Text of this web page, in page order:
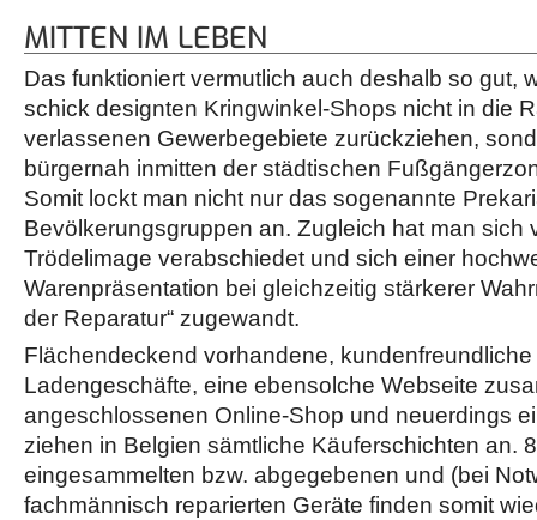
MITTEN IM LEBEN
Das funktioniert vermutlich auch deshalb so gut,
schick designten Kringwinkel-Shops nicht in die
verlassenen Gewerbegebiete zurückziehen,
bürgernah inmitten der städtischen
Somit lockt man nicht nur das sogenannte
Bevölkerungsgruppen an. Zugleich hat man sich
Trödelimage verabschiedet und sich einer
Warenpräsentation bei gleichzeitig stärkerer
der Reparatur“ zugewandt.
Flächendeckend vorhandene,
Ladengeschäfte, eine ebensolche Webseite
angeschlossenen Online-Shop und neuerdings
ziehen in Belgien sämtliche Käuferschichten an.
eingesammelten bzw. abgegebenen und (bei
fachmännisch reparierten Geräte finden somit